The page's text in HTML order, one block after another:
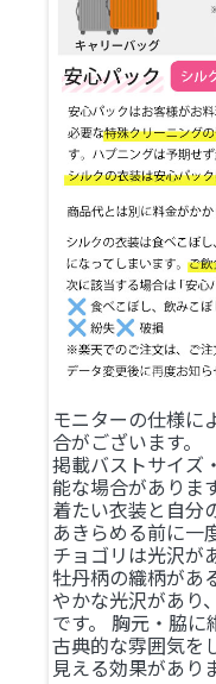
モニターの仕様に
合がございます。
掲載バストサイズ
能な場合があります
着たい衣装と自分
あきらめる前に一
チョゴリは光沢が
牡丹柄の織柄があ
やかな光沢があり
です。 胸元・脇に
古典的な雰囲気を
見える効果があり